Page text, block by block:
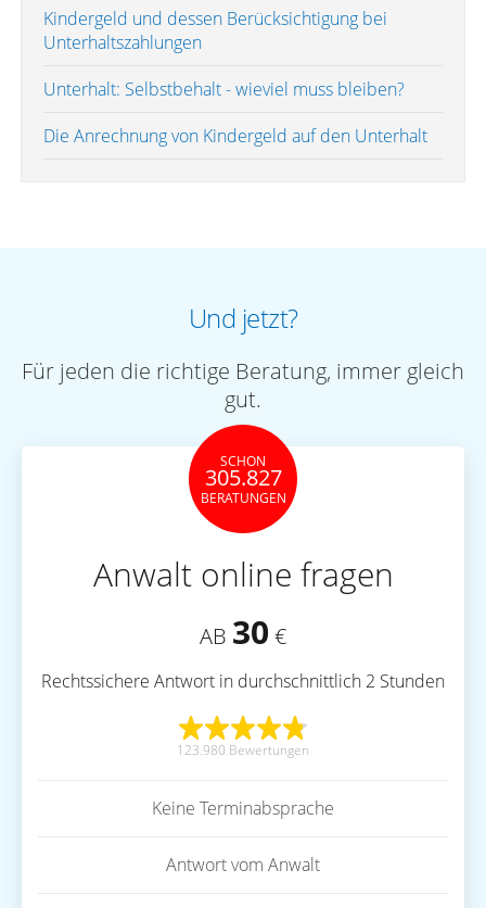
Kindergeld und dessen Berücksichtigung bei
Unterhaltszahlungen
Unterhalt: Selbstbehalt - wieviel muss bleiben?
Die Anrechnung von Kindergeld auf den Unterhalt
Und jetzt?
Für jeden die richtige Beratung, immer gleich
gut.
SCHON
305.827
BERATUNGEN
Anwalt online fragen
AB 30 €
Rechtssichere Antwort in durchschnittlich 2 Stunden
123.980 Bewertungen
Keine Terminabsprache
Antwort vom Anwalt